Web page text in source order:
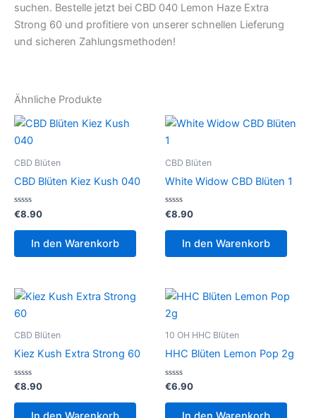
suchen. Bestelle jetzt bei CBD 040 Lemon Haze Extra
Strong 60 und profitiere von unserer schnellen Lieferung
und sicheren Zahlungsmethoden!
Ähnliche Produkte
CBD Blüten
CBD Blüten Kiez Kush 040
Bewertet
0
€8.90
In den Warenkorb
CBD Blüten
White Widow CBD Blüten 1
Bewertet
0
€8.90
In den Warenkorb
CBD Blüten
Kiez Kush Extra Strong 60
Bewertet
0
€8.90
10 OH HHC Blüten
HHC Blüten Lemon Pop 2g
Bewertet
0
€6.90